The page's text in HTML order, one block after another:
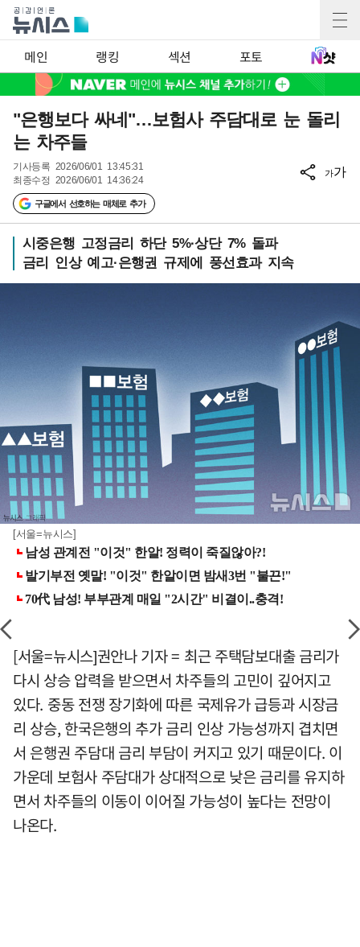
메인 랭킹 섹션 포토
"은행보다 싸네"…보험사 주담대로 눈 돌리
는 차주들
기사등록 2026/06/01 13:45:31
최종수정 2026/06/01 14:36:24
구글에서 선호하는 매체로 추가
가가
시중은행 고정금리 하단 5%·상단 7% 돌파
금리 인상 예고·은행권 규제에 풍선효과 지속
[서울=뉴시스]
[서울=뉴시스]권안나 기자 = 최근 주택담보대출 금리가
다시 상승 압력을 받으면서 차주들의 고민이 깊어지고
있다. 중동 전쟁 장기화에 따른 국제유가 급등과 시장금
리 상승, 한국은행의 추가 금리 인상 가능성까지 겹치면
서 은행권 주담대 금리 부담이 커지고 있기 때문이다. 이
가운데 보험사 주담대가 상대적으로 낮은 금리를 유지하
면서 차주들의 이동이 이어질 가능성이 높다는 전망이
나온다.